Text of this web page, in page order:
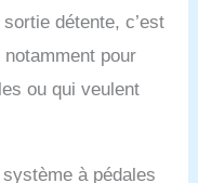
détente, c’est
pour
ou qui veulent
à pédales